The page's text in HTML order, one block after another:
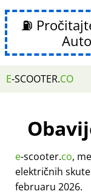
⛽
E-SCOOTER.CO
e-scooter.co,
električnih
februaru 2026.